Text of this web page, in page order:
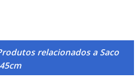
relacionados a Saco